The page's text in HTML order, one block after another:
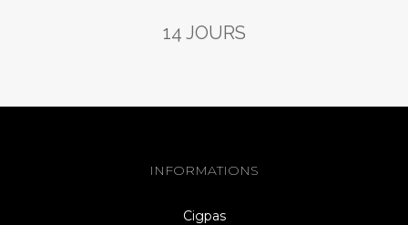
14 JOURS
INFORMATIONS
Cigpas